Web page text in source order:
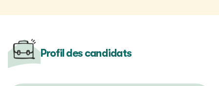
Profil des candidats